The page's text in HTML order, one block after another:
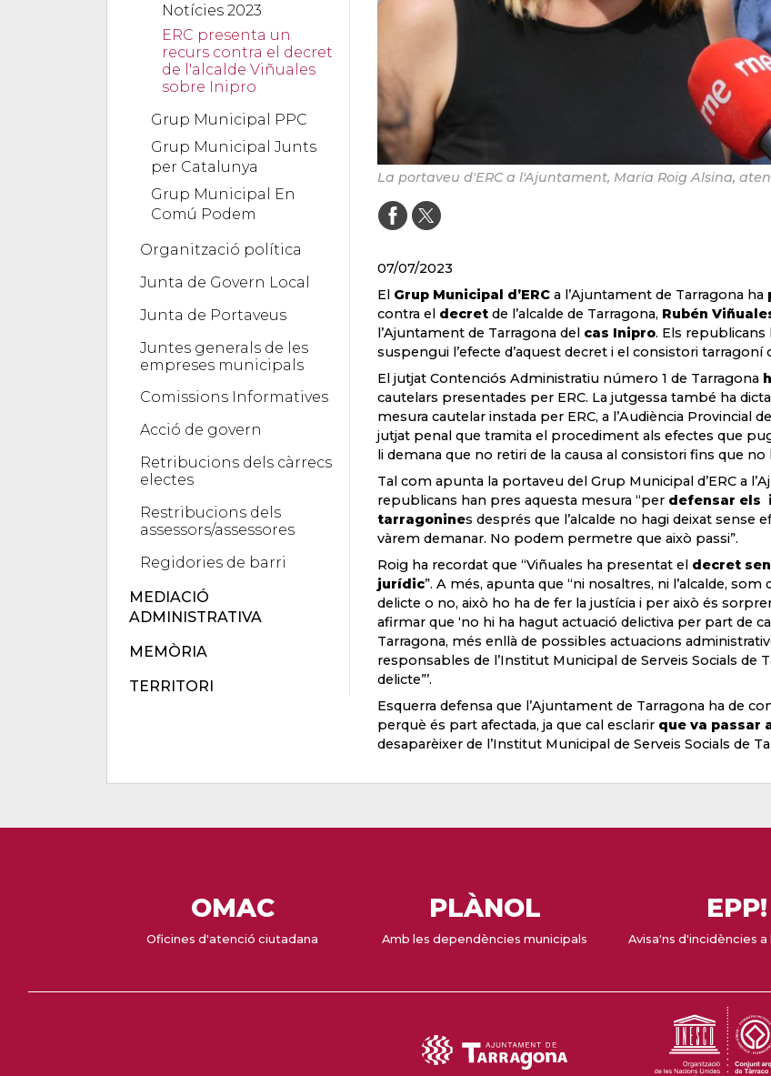
Notícies 2023
ERC presenta un
recurs contra el decret
de l'alcalde Viñuales
sobre Inipro
Grup Municipal PPC
Grup Municipal Junts
per Catalunya
Grup Municipal En
Comú Podem
Organització política
Junta de Govern Local
Junta de Portaveus
Juntes generals de les
empreses municipals
Comissions Informatives
Acció de govern
Retribucions dels càrrecs
electes
Restribucions dels
assessors/assessores
Regidories de barri
MEDIACIÓ
ADMINISTRATIVA
MEMÒRIA
TERRITORI
La portaveu d'ERC a l'Ajuntament, Maria Roig Alsina,
07/07/2023
El Grup Municipal d’ERCa l’Ajuntament de Tarragona ha
contra el decretde l’alcalde de Tarragona, Rubén
l’Ajuntament de Tarragona del cas Inipro. Els republicans
suspengui l’efecte d’aquest decret i el consistori
El jutjat Contenciós Administratiu número 1 de Tarragona
cautelars presentades per ERC. La jutgessa també ha
mesura cautelar instada per ERC, a l’Audiència Provincial
jutjat penal que tramita el procediment als efectes que
li demana que no retiri de la causa al consistori fins que no
Tal com apunta la portaveu del Grup Municipal d’ERC a
republicans han pres aquesta mesura “per defensar els
tarragonines després que l’alcalde no hagi deixat sense
vàrem demanar. No podem permetre que això passi”.
Roig ha recordat que “Viñuales ha presentat el decret
jurídic”. A més, apunta que “ni nosaltres, ni l’alcalde,
delicte o no, això ho ha de fer la justícia i per això és
afirmar que ‘no hi ha hagut actuació delictiva per part de
Tarragona, més enllà de possibles actuacions
responsables de l’Institut Municipal de Serveis Socials
delicte”’.
Esquerra defensa que l’Ajuntament de Tarragona ha de
perquè és part afectada, ja que cal esclarir que va passar
desaparèixer de l’Institut Municipal de Serveis Socials de
OMAC
Oficines d'atenció ciutadana
PLÀNOL
Amb les dependències municipals
EPP!
Avisa'ns d'incidències a